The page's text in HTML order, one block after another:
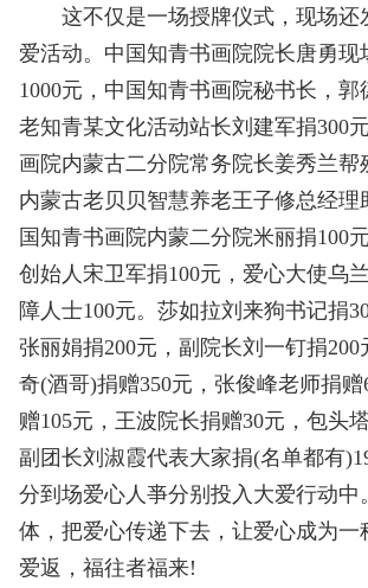
这不仅是一场授牌仪式，现场还
爱活动。中国知青书画院院长唐勇现
1000元，中国知青书画院秘书长，郭
老知青某文化活动站长刘建军捐300
画院内蒙古二分院常务院长姜秀兰帮
内蒙古老贝贝智慧养老王子修总经理
国知青书画院内蒙二分院米丽捐100
创始人宋卫军捐100元，爱心大使乌
障人士100元。莎如拉刘来狗书记捐
张丽娟捐200元，副院长刘一钉捐
奇(酒哥)捐赠350元，张俊峰老师捐
赠105元，王波院长捐赠30元，包头
副团长刘淑霞代表大家捐(名单都有
分到场爱心人亊分别投入大爱行动中
体，把爱心传递下去，让爱心成为一
爱返，福往者福来!